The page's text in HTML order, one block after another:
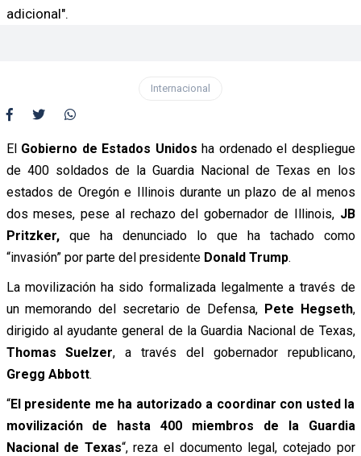
adicional".
Internacional
El Gobierno de Estados Unidos ha ordenado el despliegue
de 400 soldados de la Guardia Nacional de Texas en los
estados de Oregón e Illinois durante un plazo de al menos
dos meses, pese al rechazo del gobernador de Illinois,JB
Pritzker,que ha denunciado lo que ha tachado como
“invasión” por parte del presidente Donald Trump.
La movilización ha sido formalizada legalmente a través de
un memorando del secretario de Defensa, Pete Hegseth,
dirigido al ayudante general de la Guardia Nacional de Texas,
Thomas Suelzer, a través del gobernador republicano,
Gregg Abbott.
“El presidente me ha autorizado a coordinar con usted la
movilización de hasta 400 miembros de la Guardia
Nacional de Texas“, reza el documento legal, cotejado por